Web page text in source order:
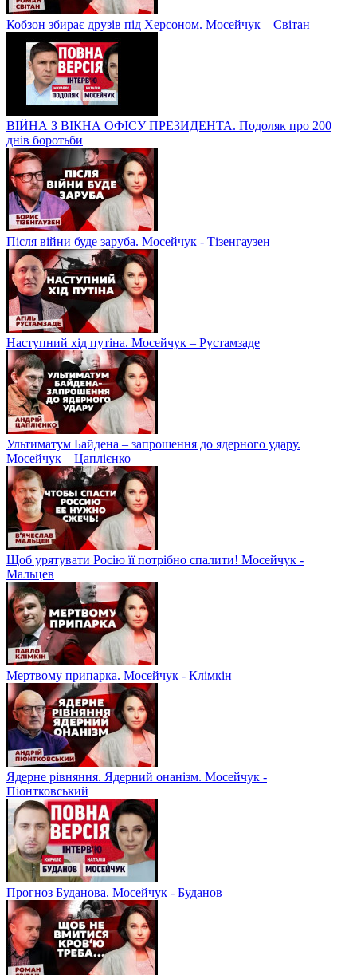
Кобзон збирає друзів під Херсоном. Мосейчук – Світан
ВІЙНА З ВІКНА ОФІСУ ПРЕЗИДЕНТА. Подоляк про 200
днів боротьби
Після війни буде заруба. Мосейчук - Тізенгаузен
Наступний хід путіна. Мосейчук – Рустамзаде
Ультиматум Байдена – запрошення до ядерного удару.
Мосейчук – Цаплієнко
Щоб урятувати Росію її потрібно спалити! Мосейчук -
Мальцев
Мертвому припарка. Мосейчук - Клімкін
Ядерне рівняння. Ядерний онанізм. Мосейчук -
Піонтковський
Прогноз Буданова. Мосейчук - Буданов